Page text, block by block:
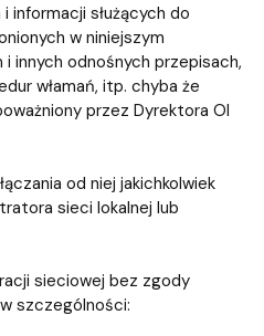
informacji służących do
w niniejszym
i innych odnośnych przepisach,
włamań, itp. chyba że
przez Dyrektora OI
od niej jakichkolwiek
sieci lokalnej lub
sieciowej bez zgody
szczególności: